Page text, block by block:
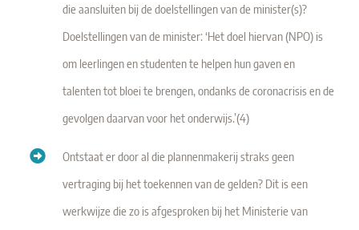
die aansluiten bij de doelstellingen van de minister(s)?
Doelstellingen van de minister: ‘Het doel hiervan (NPO) is
om leerlingen en studenten te helpen hun gaven en
talenten tot bloei te brengen, ondanks de coronacrisis en de
gevolgen daarvan voor het onderwijs.’(4)
Ontstaat er door al die plannenmakerij straks geen
vertraging bij het toekennen van de gelden? Dit is een
werkwijze die zo is afgesproken bij het Ministerie van